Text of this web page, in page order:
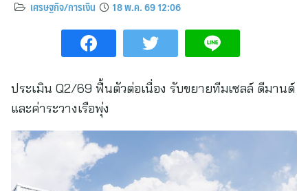
เศรษฐกิจ/การเงิน 18 พ.ค. 69 12:06
ประเมิน Q2/69 ฟื้นตัวต่อเนื่อง รับขยายทีมเซลล์ ดีมานด์
และค่าระวางเรือพุ่ง